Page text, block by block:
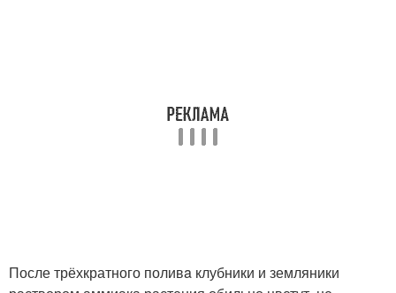
После трёхкратного поливa клубники и земляники